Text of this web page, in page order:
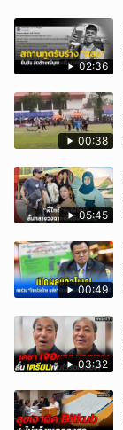
02:36
00:38
05:45
00:49
03:32